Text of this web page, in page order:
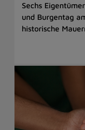
Sechs
und Burgentag
historische